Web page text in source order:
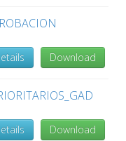
Download
Download